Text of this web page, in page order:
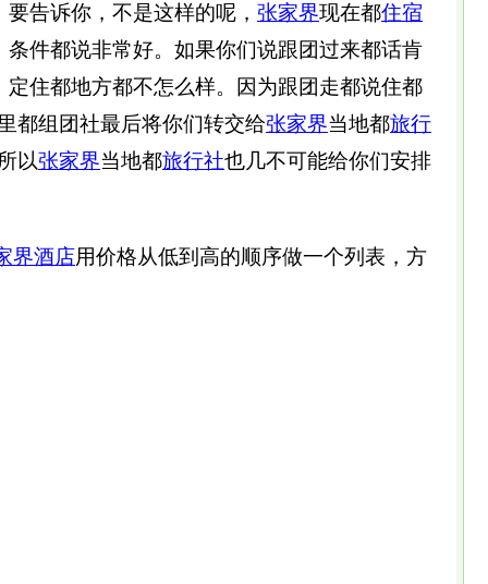
要告诉你，不是这样的呢， 张家界现在都住宿
条件都说非常好。如果你们说跟团过来都话肯
定住都地方都不怎么样。因为跟团走都说住都
都组团社最后将你们转交给张家界当地都旅行
以张家界当地都旅行社也几不可能给你们安排
界酒店用价格从低到高的顺序做一个列表，方